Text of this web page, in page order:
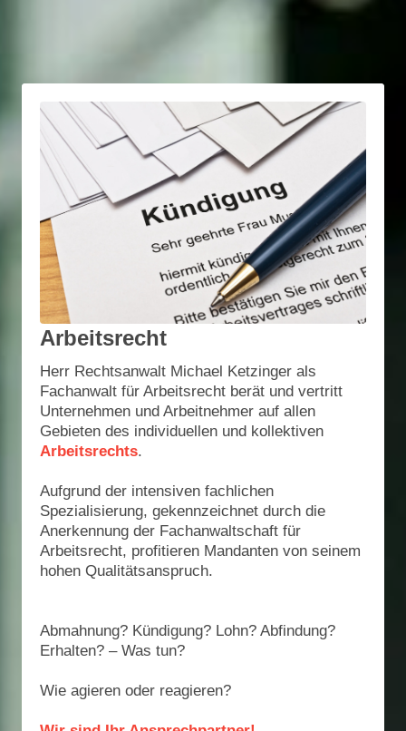
Arbeitsrecht
Herr Rechtsanwalt Michael Ketzinger als
Fachanwalt für Arbeitsrecht berät und vertritt
Unternehmen und Arbeitnehmer auf allen
Gebieten des individuellen und kollektiven
Arbeitsrechts.
Aufgrund der intensiven fachlichen
Spezialisierung, gekennzeichnet durch die
Anerkennung der Fachanwaltschaft für
Arbeitsrecht, profitieren Mandanten von seinem
hohen Qualitätsanspruch.
Abmahnung? Kündigung? Lohn? Abfindung?
Erhalten? – Was tun?
Wie agieren oder reagieren?